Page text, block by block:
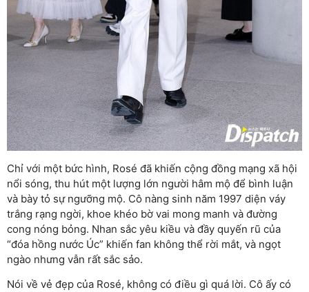
Chỉ với một bức hình, Rosé đã khiến cộng đồng mạng xã hội
nổi sóng, thu hút một lượng lớn người hâm mộ để bình luận
và bày tỏ sự ngưỡng mộ. Cô nàng sinh năm 1997 diện váy
trắng rạng ngời, khoe khéo bờ vai mong manh và đường
cong nóng bỏng. Nhan sắc yêu kiều và đầy quyến rũ của
“đóa hồng nước Úc” khiến fan không thể rời mắt, và ngọt
ngào nhưng vẫn rất sắc sảo.
Nói về vẻ đẹp của Rosé, không có điều gì quá lời. Cô ấy có